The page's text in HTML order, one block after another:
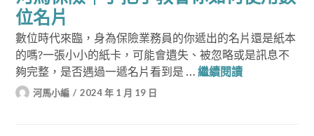
位名片
數位時代來臨，身為保險業務員的你遞出的名片還是紙本
的嗎?一張小小的紙卡，可能會遺失、被忽略或是訊息不
夠完整，是否遇過一遞名片看到是 …繼續閱讀河馬保險｜手
河馬小編 2024 年 1 月 19 日